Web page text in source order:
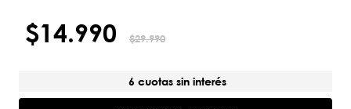
$14.990 $29.990
6 cuotas sin interés